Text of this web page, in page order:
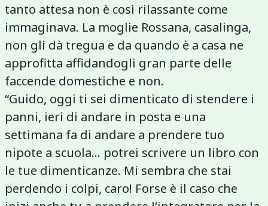
tanto attesa non è così rilassante come
immaginava. La moglie Rossana, casalinga,
non gli dà tregua e da quando è a casa ne
approfitta affidandogli gran parte delle
faccende domestiche e non.
“Guido, oggi ti sei dimenticato di stendere i
panni, ieri di andare in posta e una
settimana fa di andare a prendere tuo
nipote a scuola... potrei scrivere un libro con
le tue dimenticanze. Mi sembra che stai
perdendo i colpi, caro! Forse è il caso che